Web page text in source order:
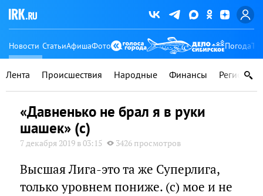
Новости СтатьиАфишаФото Погода
Лента Происшествия Народные Финансы Регионы
«Давненько не брал я в руки
шашек» (с)
7 декабря 2019 в 03:15 3426 просмотров
Высшая Лига-это та же Суперлига,
только уровнем пониже. (с) мое и не